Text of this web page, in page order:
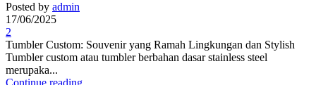
Posted by admin
17/06/2025
2
Tumbler Custom: Souvenir yang Ramah Lingkungan dan Stylish
Tumbler custom atau tumbler berbahan dasar stainless steel
merupaka...